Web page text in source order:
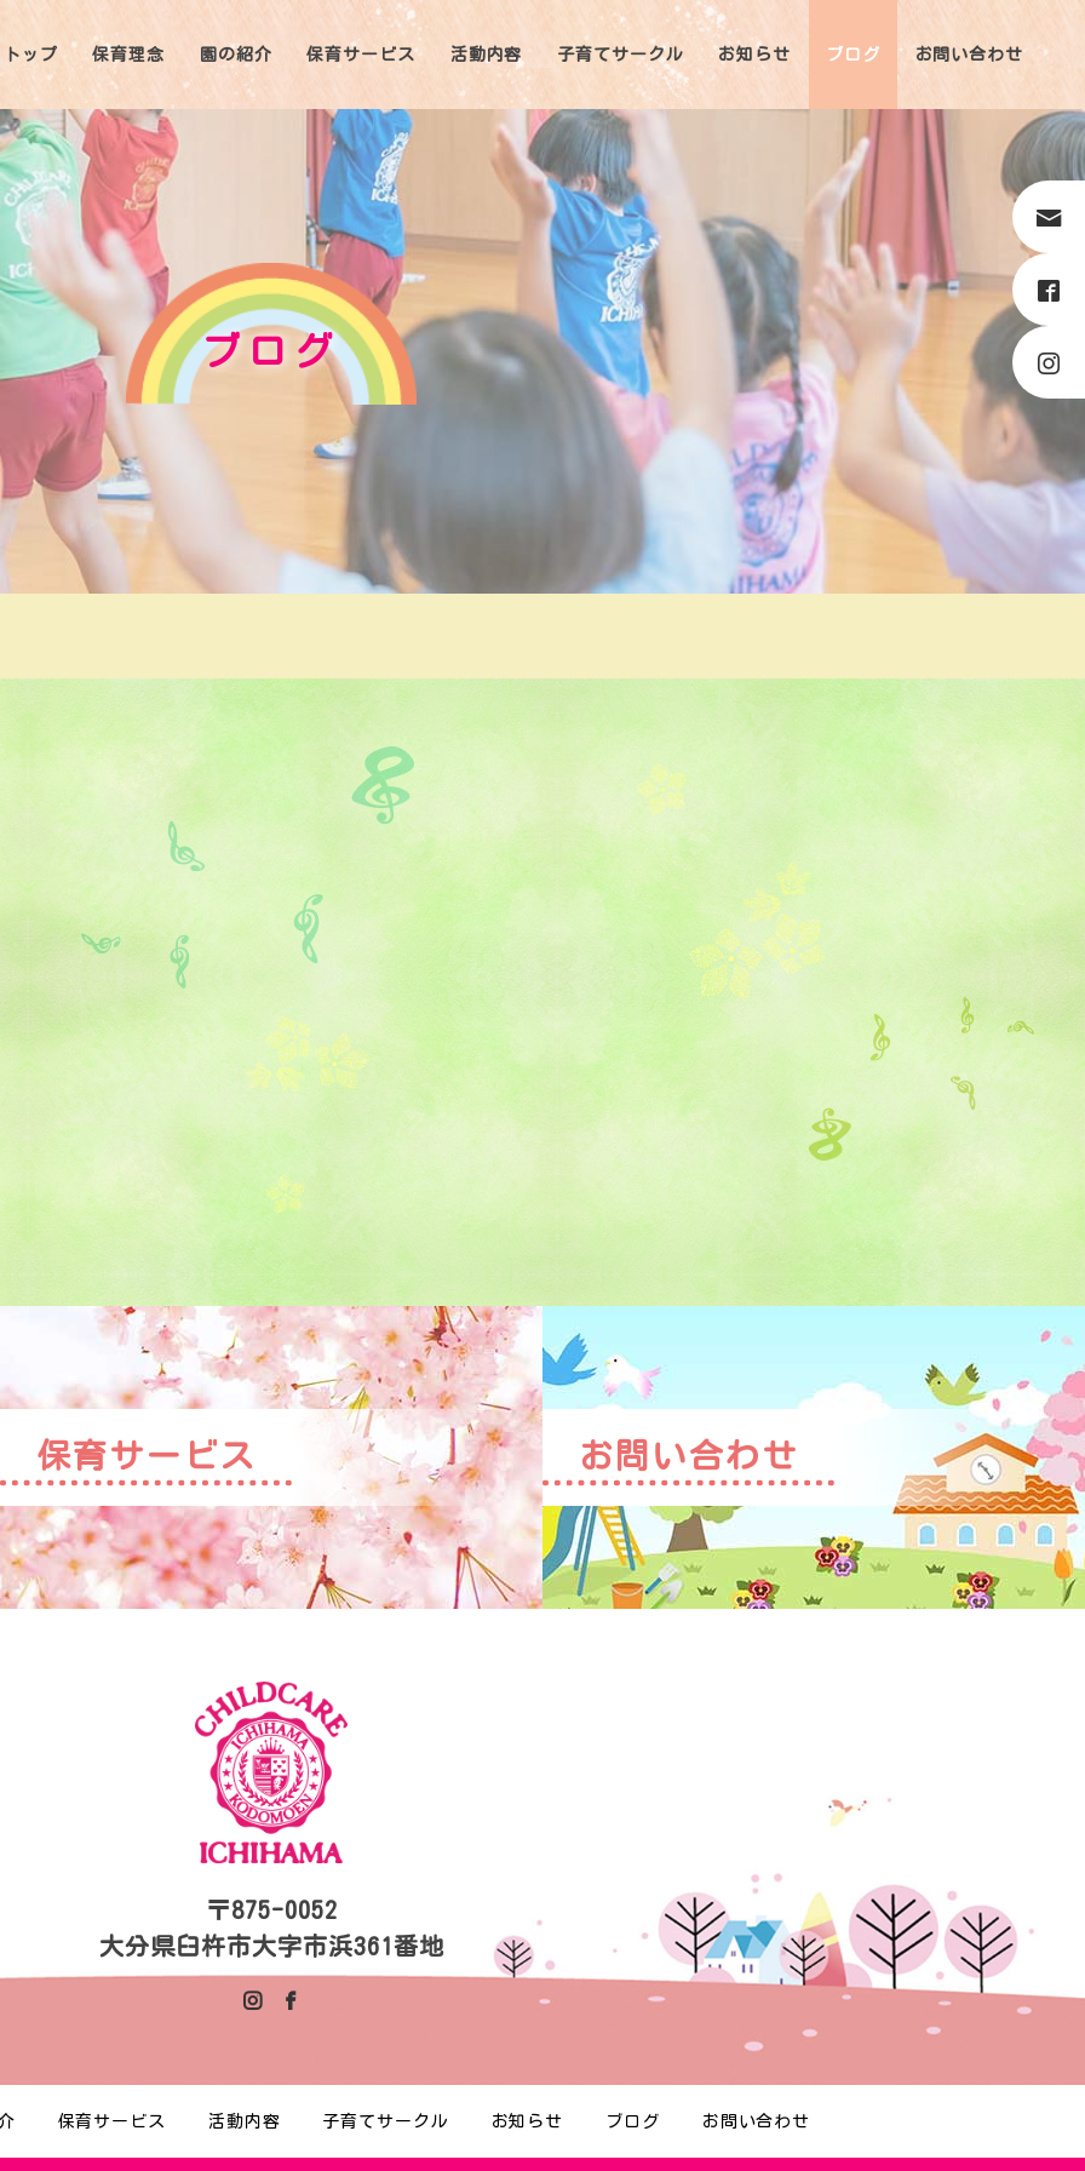
トップ 保育理念 園の紹介 保育サービス 活動内容 子育てサークル お知らせ ブログ お問い合わせ
ブログ
保育サービス お問い合わせ
〒875-0052
大分県臼杵市大字市浜361番地
保育サービス 活動内容 子育てサークル お知らせ ブログ お問い合わせ